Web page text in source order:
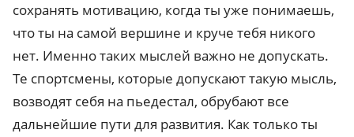
сохранять мотивацию, когда ты уже понимаешь,
что ты на самой вершине и круче тебя никого
нет. Именно таких мыслей важно не допускать.
Те спортсмены, которые допускают такую мысль,
возводят себя на пьедестал, обрубают все
дальнейшие пути для развития. Как только ты